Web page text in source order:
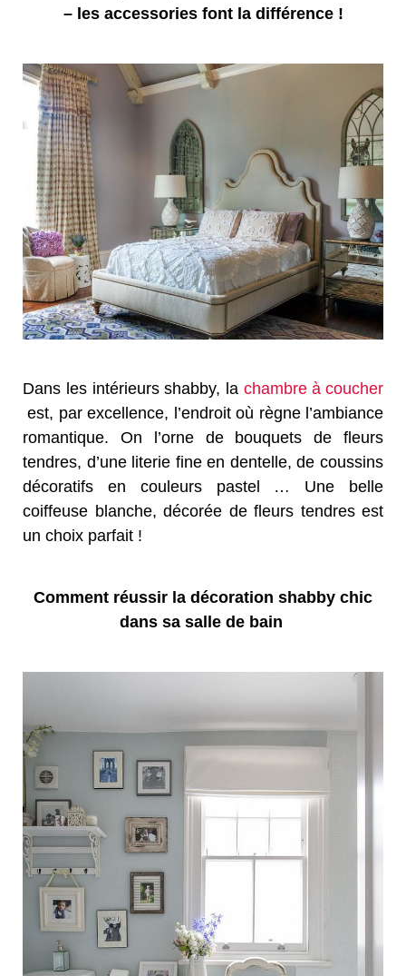
– les accessories font la différence !
Dans les intérieurs shabby, la chambre à coucher
est, par excellence, l’endroit où règne l’ambiance
romantique. On l’orne de bouquets de fleurs
tendres, d’une literie fine en dentelle, de coussins
décoratifs en couleurs pastel … Une belle
coiffeuse blanche, décorée de fleurs tendres est
un choix parfait !
Comment réussir la décoration shabby chic
dans sa salle de bain